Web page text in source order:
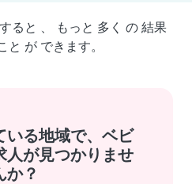
ると 、 もっと 多く の 結果
と が できます。
いる地域で、ベビ
人が見つかりませ
か？